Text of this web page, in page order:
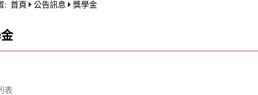
: 首頁 公告訊息 獎學金
表